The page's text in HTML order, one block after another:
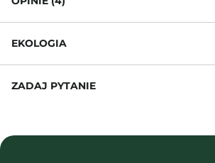
EKOLOGIA
ZADAJ PYTANIE